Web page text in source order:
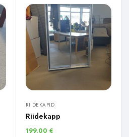
RIIDEKAPID
Riidekapp
199.00 €